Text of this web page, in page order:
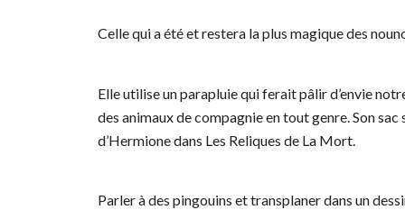
Celle qui a été et restera la plus magique des
Elle utilise un parapluie qui ferait pâlir d’envie
des animaux de compagnie en tout genre. Son
d’Hermione dans Les Reliques de La Mort.
Parler à des pingouins et transplaner dans un